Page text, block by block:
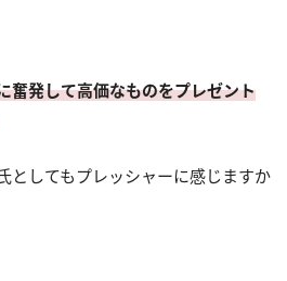
奮発して高価なものをプレゼント
としてもプレッシャーに感じますか